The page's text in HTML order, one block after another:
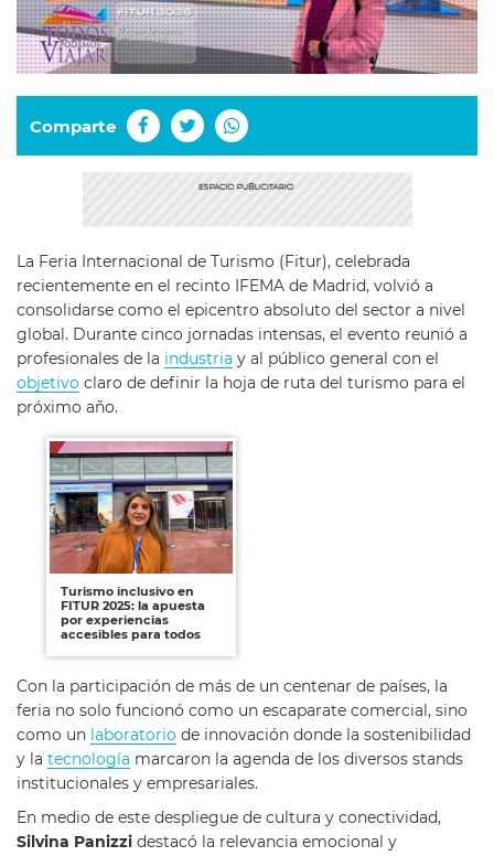
Comparte
La Feria Internacional de Turismo (Fitur), celebrada
recientemente en el recinto IFEMA de Madrid, volvió a
consolidarse como el epicentro absoluto del sector a nivel
global. Durante cinco jornadas intensas, el evento reunió a
profesionales de la industria y al público general con el
objetivo claro de definir la hoja de ruta del turismo para el
próximo año.
Turismo inclusivo en
FITUR 2025: la apuesta
por experiencias
accesibles para todos
Con la participación de más de un centenar de países, la
feria no solo funcionó como un escaparate comercial, sino
como un laboratorio de innovación donde la sostenibilidad
y la tecnología marcaron la agenda de los diversos stands
institucionales y empresariales.
En medio de este despliegue de cultura y conectividad,
Silvina Panizzi destacó la relevancia emocional y